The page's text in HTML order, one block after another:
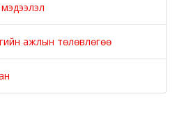
ажлын төлөвлөгөө